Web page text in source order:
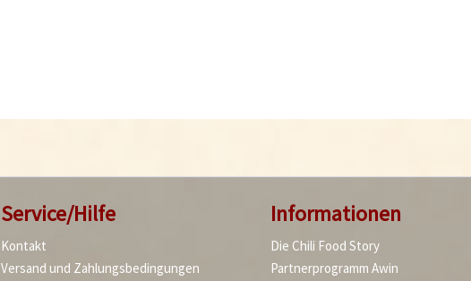
Service/Hilfe
Kontakt
Versand und Zahlungsbedingungen
Informationen
Die Chili Food Story
Partnerprogramm Awin